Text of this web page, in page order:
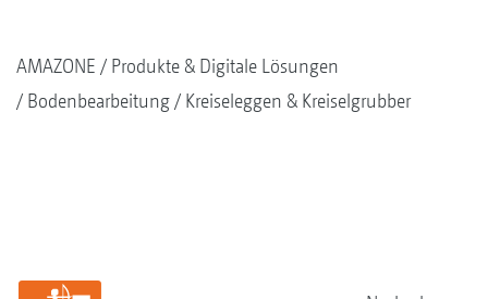
AMAZONE
Produkte & Digitale Lösungen
Bodenbearbeitung
Kreiseleggen & Kreiselgrubber